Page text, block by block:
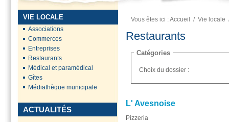
Vous êtes ici :Accueil / Vie locale
Restaurants
Catégories
Choix du dossier :
L' Avesnoise
Pizzeria
VIE LOCALE
Associations
Commerces
Entreprises
Restaurants
Médical et paramédical
Gîtes
Médiathèque municipale
ACTUALITÉS
Préfecture du Pas-de-
Calais
en place pour
En savoir plus...